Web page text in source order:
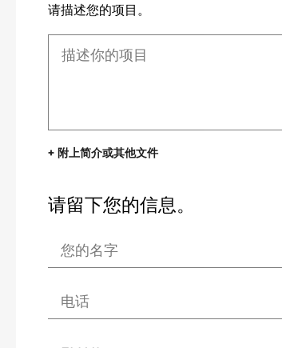
请描述您的项目。
+ 附上简介或其他文件
请留下您的信息。